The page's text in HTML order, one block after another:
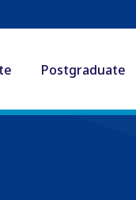
Postgraduate